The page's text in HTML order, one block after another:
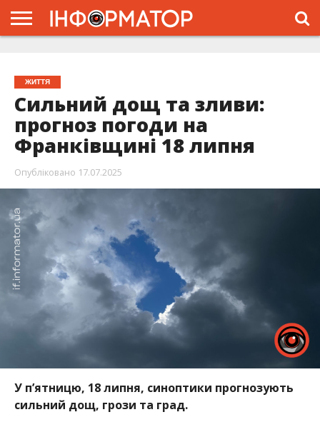
ЖИТТЯ
Сильний дощ та зливи:
прогноз погоди на
Франківщині 18 липня
Опубліковано 17.07.2025
У п’ятницю, 18 липня, синоптики прогнозують
сильний дощ, грози та град.